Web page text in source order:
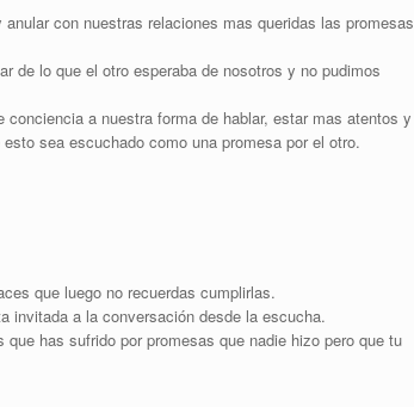
con nuestras relaciones mas queridas las promesas
de lo que el otro esperaba de nosotros y no pudimos
a nuestra forma de hablar, estar mas atentos y
sea escuchado como una promesa por el otro.
que luego no recuerdas cumplirlas.
invitada a la conversación desde la escucha.
has sufrido por promesas que nadie hizo pero que tu